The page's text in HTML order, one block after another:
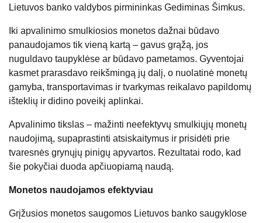
Lietuvos banko valdybos pirmininkas Gediminas Šimkus.
Iki apvalinimo smulkiosios monetos dažnai būdavo
panaudojamos tik vieną kartą – gavus grąžą, jos
nuguldavo taupyklėse ar būdavo pametamos. Gyventojai
kasmet prarasdavo reikšmingą jų dalį, o nuolatinė monetų
gamyba, transportavimas ir tvarkymas reikalavo papildomų
išteklių ir didino poveikį aplinkai.
Apvalinimo tikslas – mažinti neefektyvų smulkiųjų monetų
naudojimą, supaprastinti atsiskaitymus ir prisidėti prie
tvaresnės grynųjų pinigų apyvartos. Rezultatai rodo, kad
šie pokyčiai duoda apčiuopiamą naudą.
Monetos naudojamos efektyviau
Grįžusios monetos saugomos Lietuvos banko saugyklose